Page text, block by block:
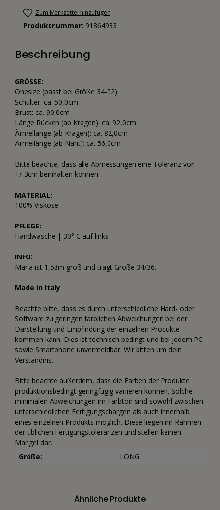
Zum Merkzettel hinzufügen
Produktnummer: 91864933
Beschreibung
GRÖSSE:
Onesize (passt bei Größe 34-52):
Schulter: ca. 50,0cm
Brust: ca. 90,0cm
Länge Rücken (ab Kragen): ca. 92,0cm
Ärmellänge (ab Kragen): ca. 82,0cm
Ärmellänge (ab Naht): ca. 56,0cm
Bitte beachte, dass alle Abmessungen eine Toleranz von
+/-3cm beinhalten können.
MATERIAL:
100% Viskose
PFLEGE:
Handwäsche | 30° C auf links
INFO:
Maria ist 1,58m groß und trägt Größe 34/36.
Made in Italy
Beachte bitte, dass es durch unterschiedliche Hard- oder
Software zu geringen farblichen Abweichungen bei der
Darstellung und Empfindung der einzelnen Produkte
kommen kann. Dies ist technisch bedingt und bei jedem PC
sowie Smartphone unvermeidbar. Wir bitten um dein
Verständnis.
Bitte beachte außerdem, dass die Farben der Produkte
produktionsbedingt geringfügig variieren können. Solche
minimalen Abweichungen im Farbton sind sowohl zwischen
unterschiedlichen Fertigungschargen als auch innerhalb
eines einzelnen Produkts möglich. Diese liegen im Rahmen
der üblichen Fertigungstoleranzen und stellen keinen
Mangel dar.
Größe:
LONG
Ähnliche Produkte